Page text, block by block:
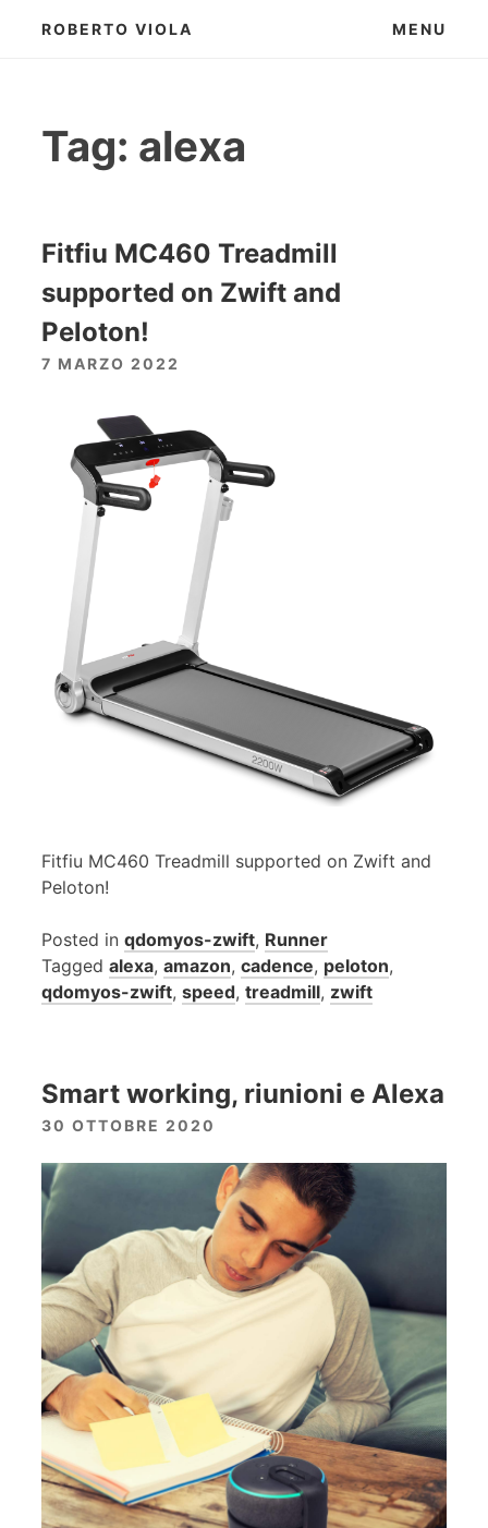
ROBERTO VIOLA MENU
Tag: alexa
Fitfiu MC460 Treadmill
supported on Zwift and
Peloton!
7 MARZO 2022
Fitfiu MC460 Treadmill supported on Zwift and
Peloton!
Posted in qdomyos-zwift, Runner
Tagged alexa, amazon, cadence, peloton,
qdomyos-zwift, speed, treadmill, zwift
Smart working, riunioni e Alexa
30 OTTOBRE 2020